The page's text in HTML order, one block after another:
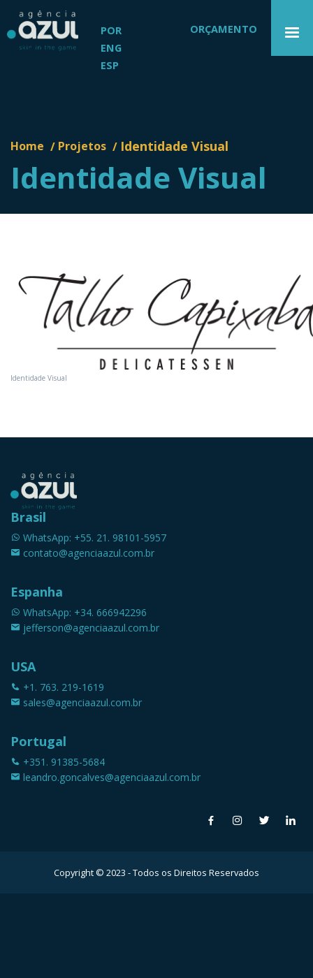
POR
ENG
ESP
ORÇAMENTO
Home / Projetos / Identidade Visual
Identidade Visual
Identidade Visual
Brasil
WhatsApp: +55. 21. 98101-5957
contato@agenciaazul.com.br
Espanha
WhatsApp: +34. 666942296
jefferson@agenciaazul.com.br
USA
+1. 763. 219-1619
sales@agenciaazul.com.br
Portugal
+351. 91385-5684
leandro.goncalves@agenciaazul.com.br
Copyright © 2023 - Todos os Direitos Reservados